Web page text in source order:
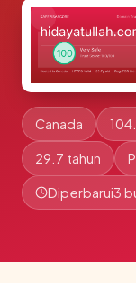
Canada
29.7 tahun
Diperbarui3